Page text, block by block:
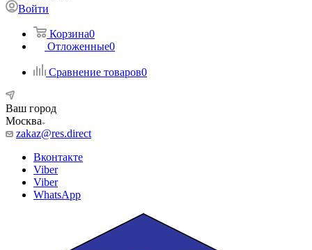
Войти
Корзина0
Отложенные0
Сравнение товаров0
Ваш город
Москва
zakaz@res.direct
Вконтакте
Viber
Viber
WhatsApp